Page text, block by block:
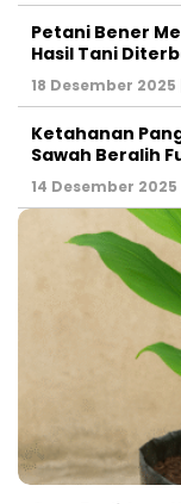
Petani Bener
Hasil Tani
18 Desember 2025
Ketahanan
Sawah Beralih
14 Desember 2025